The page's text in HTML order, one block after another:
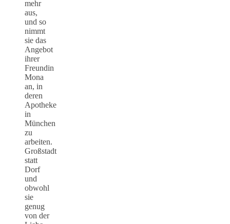
mehr
aus,
und so
nimmt
sie das
Angebot
ihrer
Freundin
Mona
an, in
deren
Apotheke
in
München
zu
arbeiten.
Großstadt
statt
Dorf
und
obwohl
sie
genug
von der